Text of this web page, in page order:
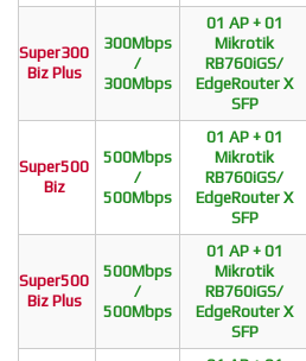
Super300
Biz Plus
300Mbps
/
300Mbps
01 AP + 01
Mikrotik
RB760iGS/
EdgeRouter X
SFP
Super500
Biz
500Mbps
/
500Mbps
01 AP + 01
Mikrotik
RB760iGS/
EdgeRouter X
SFP
Super500
Biz Plus
500Mbps
/
500Mbps
01 AP + 01
Mikrotik
RB760iGS/
EdgeRouter X
SFP